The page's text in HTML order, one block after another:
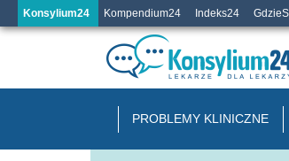
Konsylium24 Kompendium24 Indeks24
PROBLEMY KLINICZNE